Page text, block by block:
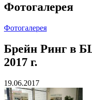
Фотогалерея
Фотогалерея
Брейн Ринг в
2017 г.
19.06.2017